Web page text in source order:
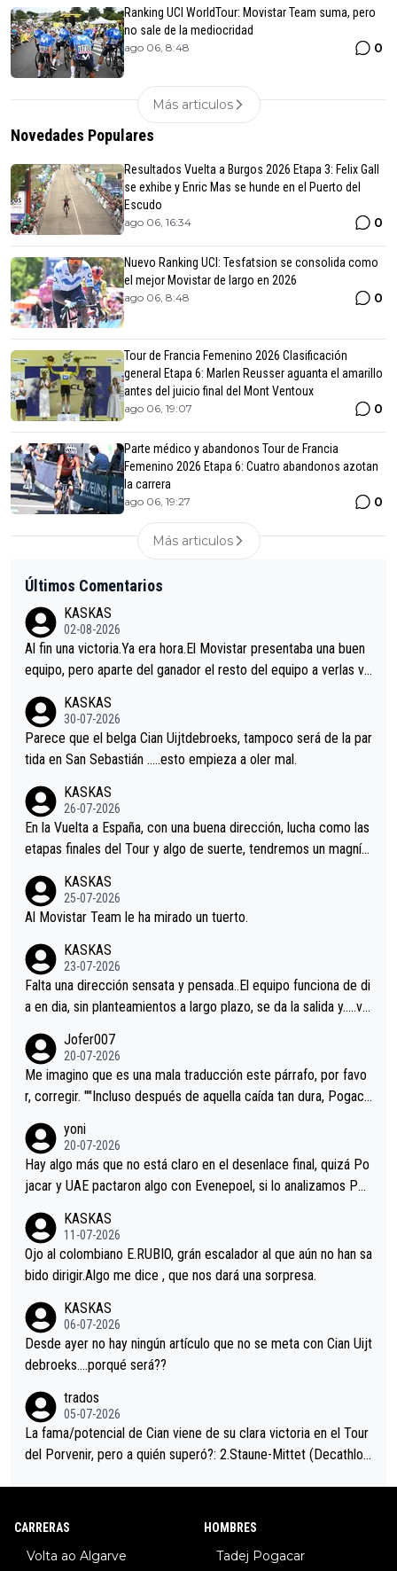
Ranking UCI WorldTour: Movistar Team suma, pero
no sale de la mediocridad
ago 06, 8:48 0
Más articulos
Novedades Populares
Resultados Vuelta a Burgos 2026 Etapa 3: Felix Gall
se exhibe y Enric Mas se hunde en el Puerto del
Escudo
ago 06, 16:34 0
Nuevo Ranking UCI: Tesfatsion se consolida como
el mejor Movistar de largo en 2026
ago 06, 8:48 0
Tour de Francia Femenino 2026 Clasificación
general Etapa 6: Marlen Reusser aguanta el amarillo
antes del juicio final del Mont Ventoux
ago 06, 19:07 0
Parte médico y abandonos Tour de Francia
Femenino 2026 Etapa 6: Cuatro abandonos azotan
la carrera
ago 06, 19:27 0
Más articulos
Últimos Comentarios
KASKAS
02-08-2026
Al fin una victoria.Ya era hora.El Movistar presentaba una buen
equipo, pero aparte del ganador el resto del equipo a verlas ve
s.La única buena noticia es la mejoría de Enric Más en San Seb
astian.Si en la Vuelta a Burgos sigue la mejoría, podríamos ten
er alguna sorpresa en la Vuelta.Ojalá.
KASKAS
30-07-2026
Parece que el belga Cian Uijtdebroeks, tampoco será de la par
tida en San Sebastián …..esto empieza a oler mal.
KASKAS
26-07-2026
En la Vuelta a España, con una buena dirección, lucha como las
etapas finales del Tour y algo de suerte, tendremos un magnífi
KASKAS
25-07-2026
Al Movistar Team le ha mirado un tuerto.
KASKAS
23-07-2026
Falta una dirección sensata y pensada..El equipo funciona de di
a en dia, sin planteamientos a largo plazo, se da la salida y…..ve
Minguez, Velez etc etc.Me da pena vivir estos momentos tan
tristes sin victorias.
Jofer007
20-07-2026
Me imagino que es una mala traducción este párrafo, por favo
r, corregir. ""Incluso después de aquella caída tan dura, Pogaca
permaneció pegado a su rueda. Parecía increíble la forma en l
a que era capaz de controlar el miedo", recordó."
yoni
20-07-2026
Hay algo más que no está claro en el desenlace final, quizá Po
jacar y UAE pactaron algo con Evenepoel, si lo analizamos Poj
i sin pedalear, luego está el saludo con Evenepoel dándose la
mano de una manera muy fraternal, más allá de los típicos toqu
es en el hombro con que saludaba a Vingegard. Ahí hubo una in
eta, a ver si por querer poner a Del Toro con calzador en posi
ción de podio UAE y Pojacar se van complicar el tour.
KASKAS
11-07-2026
Ojo al colombiano E.RUBIO, grán escalador al que aún no han sa
bido dirigir.Algo me dice , que nos dará una sorpresa.
KASKAS
06-07-2026
Desde ayer no hay ningún artículo que no se meta con Cian Uijt
debroeks….porqué será??
trados
05-07-2026
La fama/potencial de Cian viene de su clara victoria en el Tour
del Porvenir, pero a quién superó?: 2.Staune-Mittet (Decathlon,
CARRERAS
Volta ao Algarve
HOMBRES
Tadej Pogacar